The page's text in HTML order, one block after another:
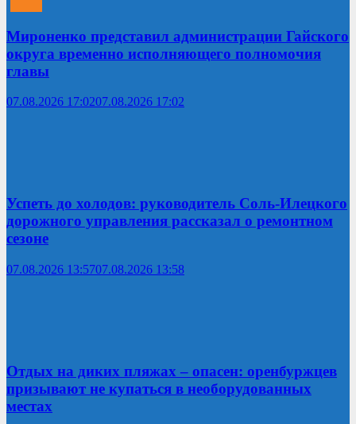
Мироненко представил администрации Гайского
округа временно исполняющего полномочия
главы
07.08.2026 17:0207.08.2026 17:02
Успеть до холодов: руководитель Соль-Илецкого
дорожного управления рассказал о ремонтном
сезоне
07.08.2026 13:5707.08.2026 13:58
Отдых на диких пляжах – опасен: оренбуржцев
призывают не купаться в необорудованных
местах